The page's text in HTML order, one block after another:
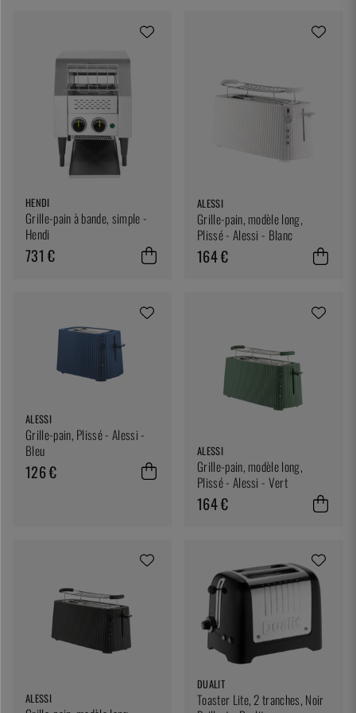
HENDI
Grille-pain à bande, simple -
Hendi
731 €
ALESSI
Grille-pain, modèle long,
Plissé - Alessi - Blanc
164 €
ALESSI
Grille-pain, Plissé - Alessi -
Bleu
126 €
ALESSI
Grille-pain, modèle long,
Plissé - Alessi - Vert
164 €
ALESSI
DUALIT
Toaster Lite, 2 tranches, Noir